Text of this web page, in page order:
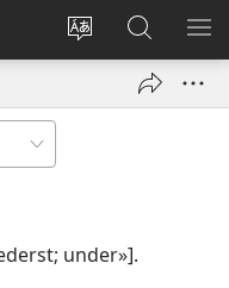
Endre
Logg
inn
vindu)
Søk
på
JW.ORG
VIS
under»].